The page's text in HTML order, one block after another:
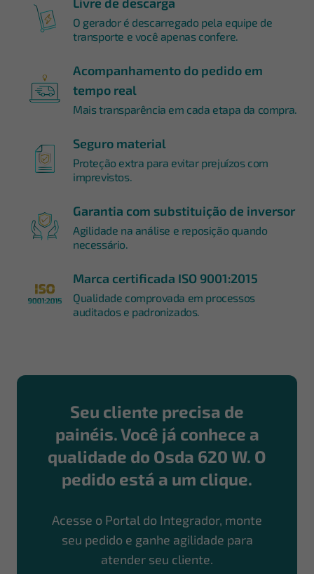
O gerador é descarregado pela equipe de
transporte e você apenas confere.
Acompanhamento do pedido em
tempo real
Mais transparência em cada etapa da compra.
Seguro material
Proteção extra para evitar prejuízos com
imprevistos.
Garantia com substituição de inversor
Agilidade na análise e reposição quando
necessário.
Marca certificada ISO 9001:2015
Qualidade comprovada em processos
auditados e padronizados.
Seu cliente precisa de
painéis. Você já conhece a
qualidade do Osda 620 W. O
pedido está a um clique.
Acesse o Portal do Integrador, monte
seu pedido e ganhe agilidade para
atender seu cliente.